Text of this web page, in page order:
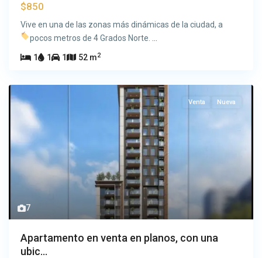
$850
Vive en una de las zonas más dinámicas de la ciudad, a
pocos metros de 4 Grados Norte. ...
1 1 1 52 m2
7
Venta Nueva
Apartamento en venta en planos, con una
ubic...